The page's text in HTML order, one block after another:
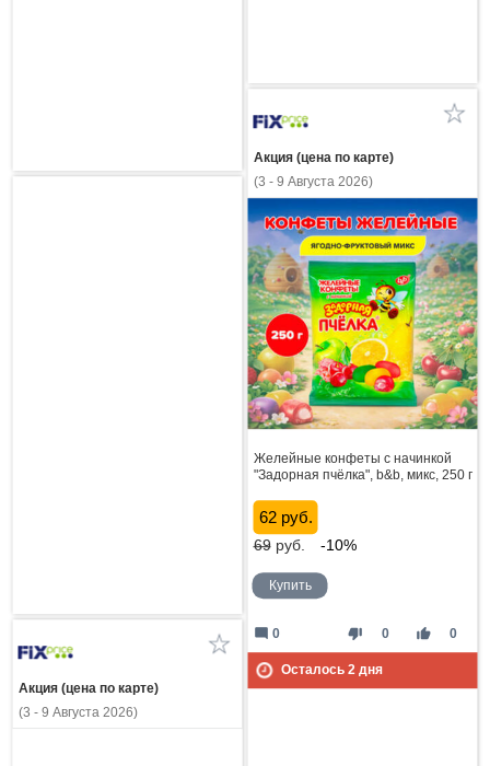
Акция (цена по карте)
(3 - 9 Августа 2026)
Желейные конфеты с начинкой
"Задорная пчёлка", b&b, микс, 250 г
62 руб.
69руб. -10%
Купить
thumb_down 0 thumb_up 0
mode_comment 0
Осталось 2дня
Акция (цена по карте)
(3 - 9 Августа 2026)